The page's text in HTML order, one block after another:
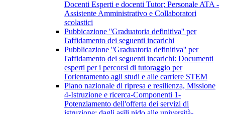
Docenti Esperti e docenti Tutor; Personale ATA -
Assistente Amministrativo e Collaboratori
scolastici
Pubbicazione ''Graduatoria definitiva'' per
l'affidamento dei seguenti incarichi
Pubblicazione ''Graduatoria definitiva'' per
l'affidamento dei seguenti incarichi: Documenti
esperti per i percorsi di tutoraggio per
l'orientamento agli studi e alle carriere STEM
Piano nazionale di ripresa e resilienza, Missione
4-Istruzione e ricerca-Componenti 1-
Potenziamento dell'offerta dei servizi di